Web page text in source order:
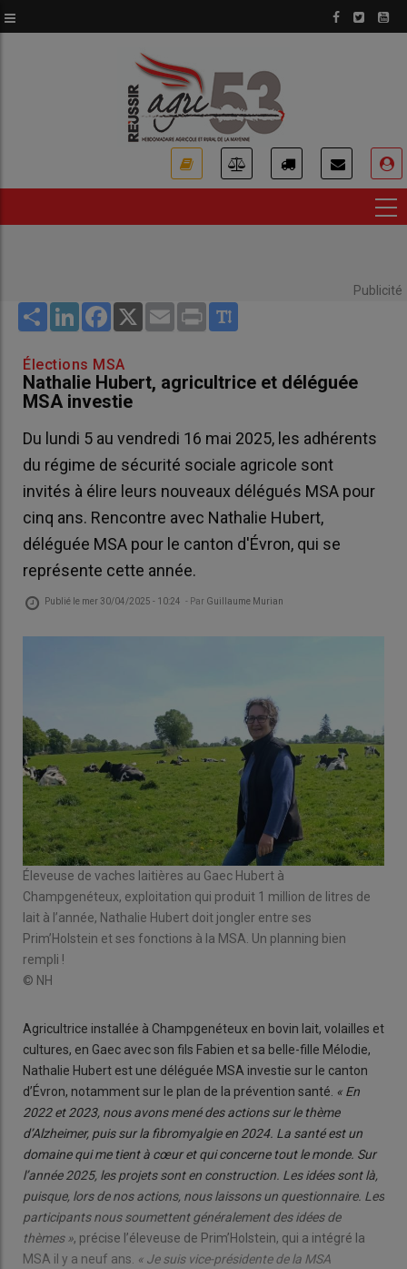
au
Publicité
Share LinkedInFacebook
X Email Print
Élections MSA
Nathalie Hubert, agricultrice et déléguée
MSA investie
Du lundi 5 au vendredi 16 mai 2025, les adhérents
du régime de sécurité sociale agricole sont
invités à élire leurs nouveaux délégués MSA pour
cinq ans. Rencontre avec Nathalie Hubert,
déléguée MSA pour le canton d'Évron, qui se
représente cette année.
Publié le mer 30/04/2025 - 10:24 - Par Guillaume Murian
Éleveuse de vaches laitières au Gaec Hubert à
Champgenéteux, exploitation qui produit 1 million de litres de
lait à l’année, Nathalie Hubert doit jongler entre ses
Prim’Holstein et ses fonctions à la MSA. Un planning bien
rempli !
© NH
Agricultrice installée à Champgenéteux en bovin lait, volailles et
cultures, en Gaec avec son fils Fabien et sa belle-fille Mélodie,
Nathalie Hubert est une déléguée MSA investie sur le canton
d’Évron, notamment sur le plan de la prévention santé. « En
2022 et 2023, nous avons mené des actions sur le thème
d’Alzheimer, puis sur la fibromyalgie en 2024. La santé est un
domaine qui me tient à cœur et qui concerne tout le monde. Sur
l’année 2025, les projets sont en construction. Les idées sont là,
puisque, lors de nos actions, nous laissons un questionnaire. Les
participants nous soumettent généralement des idées de
thèmes », précise l’éleveuse de Prim’Holstein, qui a intégré la
MSA il y a neuf ans. « Je suis vice-présidente de la MSA